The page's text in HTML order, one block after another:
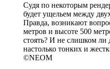
Судя по некоторым
будет ущельем между
Правда, возникают
метров и высоте 500
стоять? И не слишком ли
настолько тонких и
©NEOM